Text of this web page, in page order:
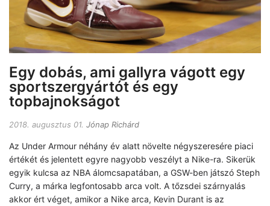
Egy dobás, ami gallyra vágott egy
sportszergyártót és egy
topbajnokságot
2018. augusztus 01. Jónap Richárd
Az Under Armour néhány év alatt növelte négyszeresére piaci
értékét és jelentett egyre nagyobb veszélyt a Nike-ra. Sikerük
egyik kulcsa az NBA álomcsapatában, a GSW-ben játszó Steph
Curry, a márka legfontosabb arca volt. A tőzsdei szárnyalás
akkor ért véget, amikor a Nike arca, Kevin Durant is az